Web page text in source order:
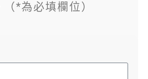
（*為必填欄位）